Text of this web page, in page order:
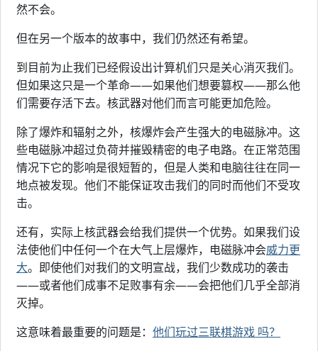
然不会。
但在另一个版本的故事中，我们仍然还有希望。
到目前为止我们已经假设出计算机们只是关心消灭我们。
但如果这只是一个革命——如果他们想要篡权——那么他
们需要存活下去。核武器对他们而言可能更加危险。
除了爆炸和辐射之外，核爆炸会产生强大的电磁脉冲。这
些电磁脉冲超过负荷并摧毁精密的电子电路。在正常范围
情况下它的影响是很短暂的，但是人类和电脑往往在同一
地点被发现。他们不能保证攻击我们的同时而他们不受攻
击。
还有，实际上核武器会给我们提供一个优势。如果我们设
法使他们中任何一个在大气上层爆炸，电磁脉冲会威力更
大。即使他们对我们的文明宣战，我们少数成功的袭击
——或者他们成事不足败事有余——会把他们几乎全部消
灭掉。
这意味着最重要的问题是： 他们玩过三联棋游戏 吗？